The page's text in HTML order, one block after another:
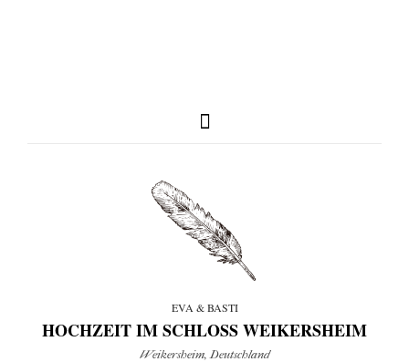
full weddings & news
you need to know
EVA & BASTI
HOCHZEIT IM SCHLOSS WEIKERSHEIM
Weikersheim, Deutschland